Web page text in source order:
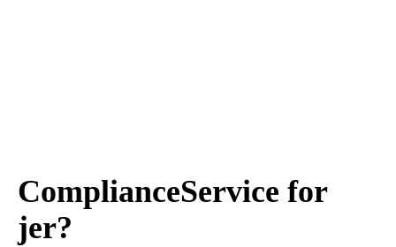
ComplianceService for
jer?